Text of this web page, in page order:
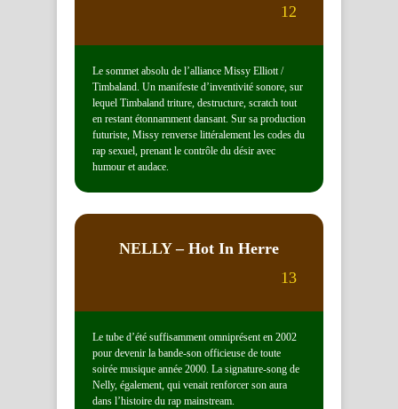
12
Le sommet absolu de l’alliance Missy Elliott /
Timbaland. Un manifeste d’inventivité sonore, sur
lequel Timbaland triture, destructure, scratch tout
en restant étonnamment dansant. Sur sa production
futuriste, Missy renverse littéralement les codes du
rap sexuel, prenant le contrôle du désir avec
humour et audace.
NELLY– Hot In Herre
13
Le tube d’été suffisamment omniprésent en 2002
pour devenir la bande-son officieuse de toute
soirée musique année 2000. La signature-song de
Nelly, également, qui venait renforcer son aura
dans l’histoire du rap mainstream.